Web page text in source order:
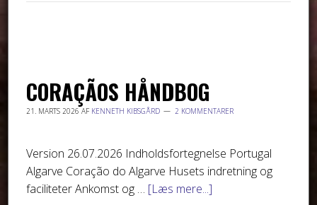
CORAÇÃOS HÅNDBOG
21. MARTS 2026 AF KENNETH KIBSGÅRD 2 KOMMENTARER
Version 26.07.2026 Indholdsfortegnelse Portugal
Algarve Coração do Algarve Husets indretning og
faciliteter Ankomst og … [Læs mere...]